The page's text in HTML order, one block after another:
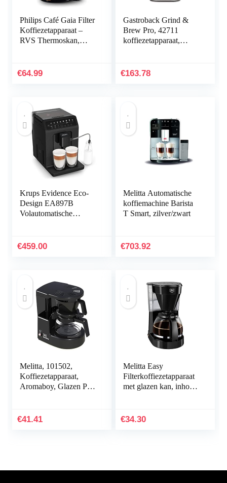
Philips Café Gaia Filter
Koffiezetapparaat –
RVS Thermoskan,
Aromavergrendeling,
Snoeropslag
(HD7546/20)
€64.99
Gastroback Grind &
Brew Pro, 42711
koffiezetapparaat,
maalwerk, kegelmolen
€163.78
Krups Evidence Eco-
Design EA897B
Volautomatische
ontworpen, 62%
koffierecepten
€459.00
Melitta Automatische
koffiemachine Barista
T Smart, zilver/zwart
€703.92
Melitta, 101502,
Koffiezetapparaat,
Aromaboy, Glazen Pot
€41.41
Melitta Easy
Filterkoffiezetapparaat
met glazen kan, inhoud
€34.30